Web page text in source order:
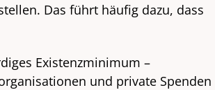
Das führt häufig dazu, dass
Existenzminimum –
und private Spenden